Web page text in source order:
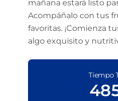
mañana estará listo
Acompáñalo con tus
favoritas. ¡Comienza
algo exquisito y
Tiempo